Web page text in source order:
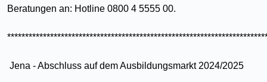
Beratungen an: Hotline 0800 4 5555 00.
Jena - Abschluss auf dem Ausbildungsmarkt 2024/2025